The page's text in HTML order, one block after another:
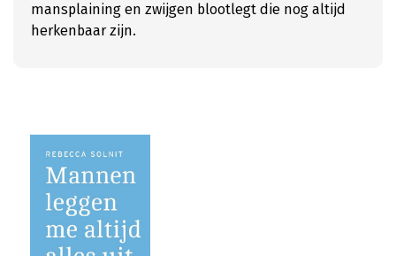
mansplaining en zwijgen blootlegt die nog altijd
herkenbaar zijn.